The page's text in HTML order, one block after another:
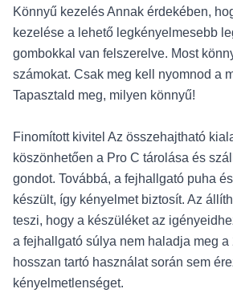
Könnyű kezelés Annak érdekében,
kezelése a lehető legkényelmesebb
gombokkal van felszerelve. Most
számokat. Csak meg kell nyomnod a
Tapasztald meg, milyen könnyű!
Finomított kivitel Az összehajtható
köszönhetően a Pro C tárolása és
gondot. Továbbá, a fejhallgató puha
készült, így kényelmet biztosít. Az
teszi, hogy a készüléket az
a fejhallgató súlya nem haladja meg a
hosszan tartó használat során sem
kényelmetlenséget.